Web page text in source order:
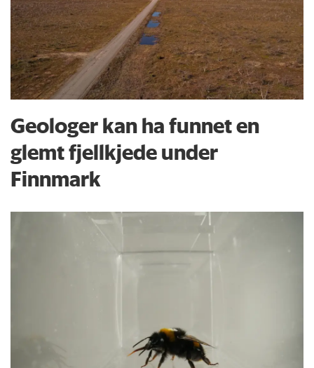
Geologer kan ha funnet en
glemt fjellkjede under
Finnmark